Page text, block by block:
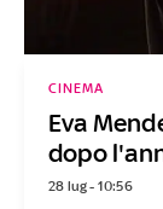
Eva
dopo
CINEMA
28 lug - 10:56